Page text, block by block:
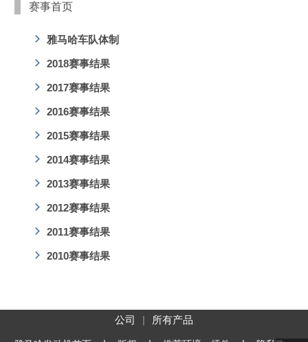
赛事首页
雅马哈车队体制
2018赛事结果
2017赛事结果
2016赛事结果
2015赛事结果
2014赛事结果
2013赛事结果
2012赛事结果
2011赛事结果
2010赛事结果
公司 所有产品